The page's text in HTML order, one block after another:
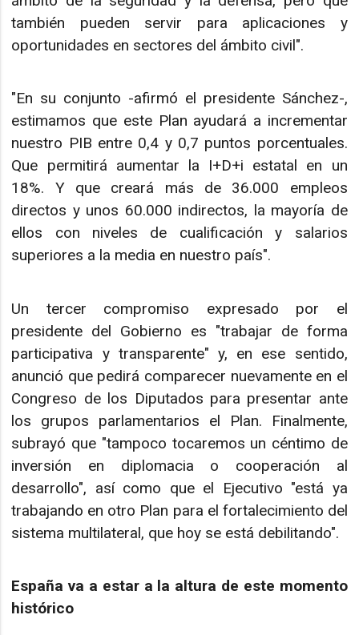
también pueden servir para aplicaciones y
oportunidades en sectores del ámbito civil".
"En su conjunto -afirmó el presidente Sánchez-,
estimamos que este Plan ayudará a incrementar
nuestro PIB entre 0,4 y 0,7 puntos porcentuales.
Que permitirá aumentar la I+D+i estatal en un
18%. Y que creará más de 36.000 empleos
directos y unos 60.000 indirectos, la mayoría de
ellos con niveles de cualificación y salarios
superiores a la media en nuestro país".
Un tercer compromiso expresado por el
presidente del Gobierno es "trabajar de forma
participativa y transparente" y, en ese sentido,
anunció que pedirá comparecer nuevamente en el
Congreso de los Diputados para presentar ante
los grupos parlamentarios el Plan. Finalmente,
subrayó que "tampoco tocaremos un céntimo de
inversión en diplomacia o cooperación al
desarrollo", así como que el Ejecutivo "está ya
trabajando en otro Plan para el fortalecimiento del
sistema multilateral, que hoy se está debilitando".
España va a estar a la altura de este momento
histórico